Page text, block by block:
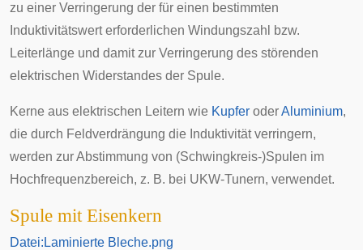
zu einer Verringerung der für einen bestimmten
Induktivitätswert erforderlichen Windungszahl bzw.
Leiterlänge und damit zur Verringerung des störenden
elektrischen Widerstandes der Spule.
Kerne aus elektrischen Leitern wie Kupfer oderAluminium,
die durch Feldverdrängung die Induktivität verringern,
werden zur Abstimmung von (Schwingkreis-)Spulen im
Hochfrequenzbereich, z. B. bei UKW-Tunern, verwendet.
Spule mit Eisenkern
Datei:Laminierte Bleche.png